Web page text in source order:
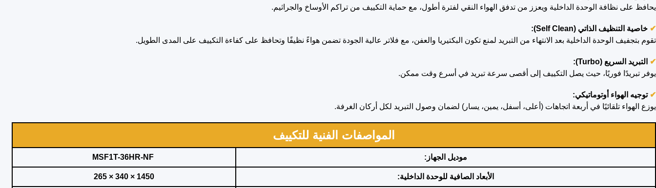
يحافظ على نظافة الوحدة الداخلية ويعزز من تدفق الهواء النقي لفترة أطول، مع حماية التكييف من تراكم الأوساخ والجراثيم.
✔ خاصية التنظيف الذاتي (Self Clean):
تقوم بتجفيف الوحدة الداخلية بعد الانتهاء من التبريد لمنع تكون البكتيريا والعفن، مع فلاتر عالية الجودة تضمن هواءً نظيفًا وتحافظ على كفاءة التكييف على المدى الطويل.
✔
التبريد السريع (Turbo):
يوفر تبريدًا فوريًا، حيث يصل التكييف إلى أقصى سرعة تبريد في أسرع وقت ممكن.
✔توجيه الهواء أوتوماتيكي:
يوزع الهواء تلقائيًا في أربعة اتجاهات (أعلى، أسفل، يمين، يسار) لضمان وصول التبريد لكل أركان الغرفة.
المواصفات الفنية للتكييف
موديل الجهاز: MSF1T-36HR-NF
الأبعاد الصافية للوحدة الداخلية: 1450 × 340 × 265